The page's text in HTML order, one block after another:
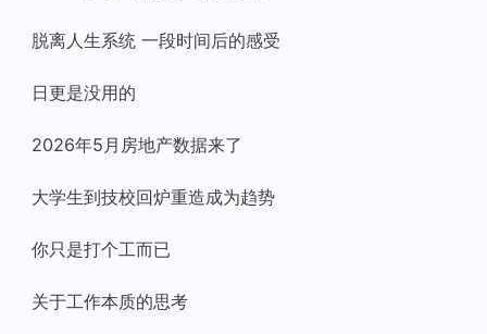
脱离人生系统 一段时间后的感受
日更是没用的
2026年5月房地产数据来了
大学生到技校回炉重造成为趋势
你只是打个工而已
关于工作本质的思考